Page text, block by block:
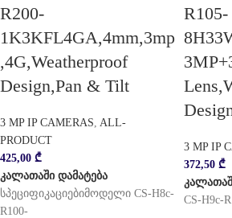
R200-
1K3KFL4GA,4mm,3mp
,4G,Weatherproof
Design,Pan & Tilt
3 MP IP CAMERAS, ALL-
PRODUCT
425,00 ₾
კალათაში დამატება
სპეციფიკაციებიმოდელი CS-H8c-
R100-
R105-
3 MP IP
372,50 ₾
CS-H9c-